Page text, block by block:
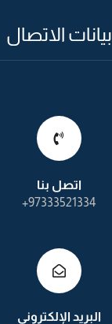
بيانات الاتصال
اتصل بنا
97333521334+
البريد الإلكترونى